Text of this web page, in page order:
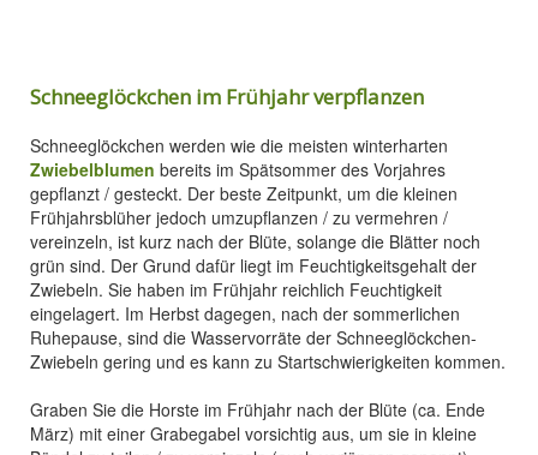
Schneeglöckchen im Frühjahr verpflanzen
Schneeglöckchen werden wie die meisten winterharten
Zwiebelblumen bereits im Spätsommer des Vorjahres
gepflanzt / gesteckt. Der beste Zeitpunkt, um die kleinen
Frühjahrsblüher jedoch umzupflanzen / zu vermehren /
vereinzeln, ist kurz nach der Blüte, solange die Blätter noch
grün sind. Der Grund dafür liegt im Feuchtigkeitsgehalt der
Zwiebeln. Sie haben im Frühjahr reichlich Feuchtigkeit
eingelagert. Im Herbst dagegen, nach der sommerlichen
Ruhepause, sind die Wasservorräte der Schneeglöckchen-
Zwiebeln gering und es kann zu Startschwierigkeiten kommen.
Graben Sie die Horste im Frühjahr nach der Blüte (ca. Ende
März) mit einer Grabegabel vorsichtig aus, um sie in kleine